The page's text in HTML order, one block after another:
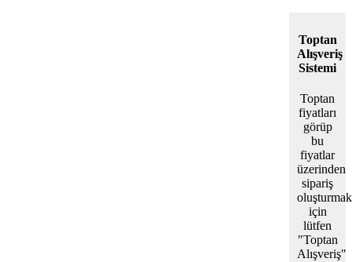
Toptan
Alışveriş
Sistemi
Toptan
fiyatları
görüp
bu
fiyatlar
üzerinden
sipariş
oluşturmak
için
lütfen
"Toptan
Alışveriş"